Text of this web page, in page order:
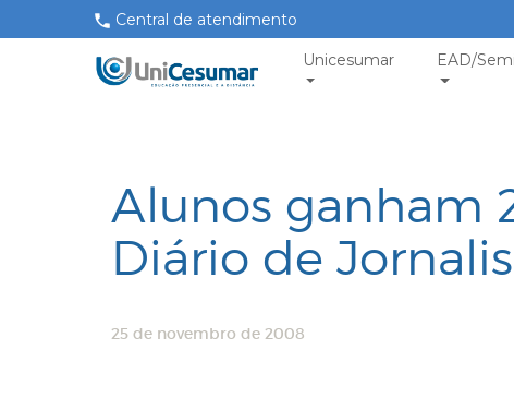
Central de atendimento
Unicesumar EAD/
Alunos ganham
Diário de
25 de novembro de 2008